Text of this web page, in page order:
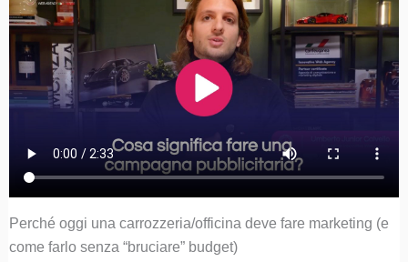
Perché oggi una carrozzeria/officina deve fare marketing (e
come farlo senza “bruciare” budget)